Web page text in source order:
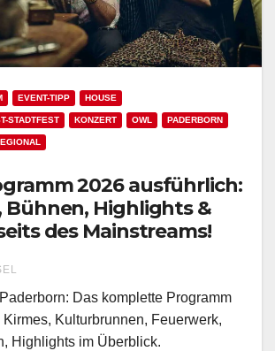
EVENT-TIPP HOUSE
STADTFEST KONZERT OWL PADERBORN
2026 ausführlich:
Highlights &
des Mainstreams!
Das komplette Programm
Kirmes, Kulturbrunnen, Feuerwerk,
Highlights im Überblick.